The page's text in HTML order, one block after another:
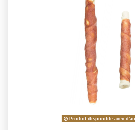
Produit disponible avec